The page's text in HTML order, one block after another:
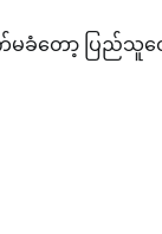
ခံတော့ ပြည်သူ